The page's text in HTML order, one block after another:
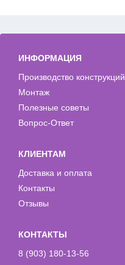
ИНФОРМАЦИЯ
Производство конструкций
Монтаж
Полезные советы
Вопрос-Ответ
КЛИЕНТАМ
Доставка и оплата
Контакты
Отзывы
КОНТАКТЫ
8 (903) 180-13-56